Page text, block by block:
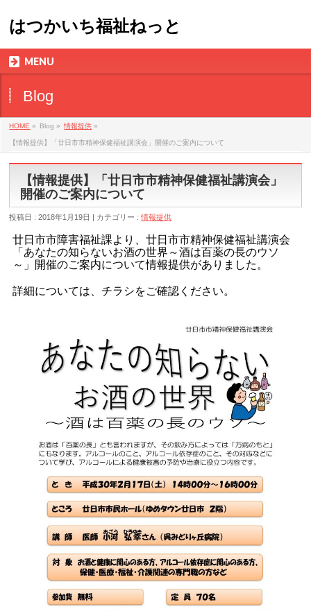
はつかいち福祉ねっと
MENU
Blog
HOME » Blog » 情報提供 »
【情報提供】「廿日市市精神保健福祉講演会」開催のご案内について
【情報提供】「廿日市市精神保健福祉講演会」
開催のご案内について
投稿日 : 2018年1月19日 | カテゴリー :情報提供
廿日市市障害福祉課より、廿日市市精神保健福祉講演会
「あなたの知らないお酒の世界～酒は百薬の長のウソ
～」開催のご案内について情報提供がありました。
詳細については、チラシをご確認ください。